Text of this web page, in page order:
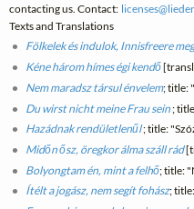
contacting us. Contact: licenses@lieder.
Texts and Translations
Fölkelek és indulok, Innisfreere
Kéne három hímes égi kendő
Nem maradsz társul énvelem; title:
Du wirst nicht meine Frau sein;
Hazádnak rendületlenűl; title:
Midőn ősz, öregkor álma száll rád
Bolyongtam én, mint a felhő; title:
Ítélt a jogász, nem segít fohász;